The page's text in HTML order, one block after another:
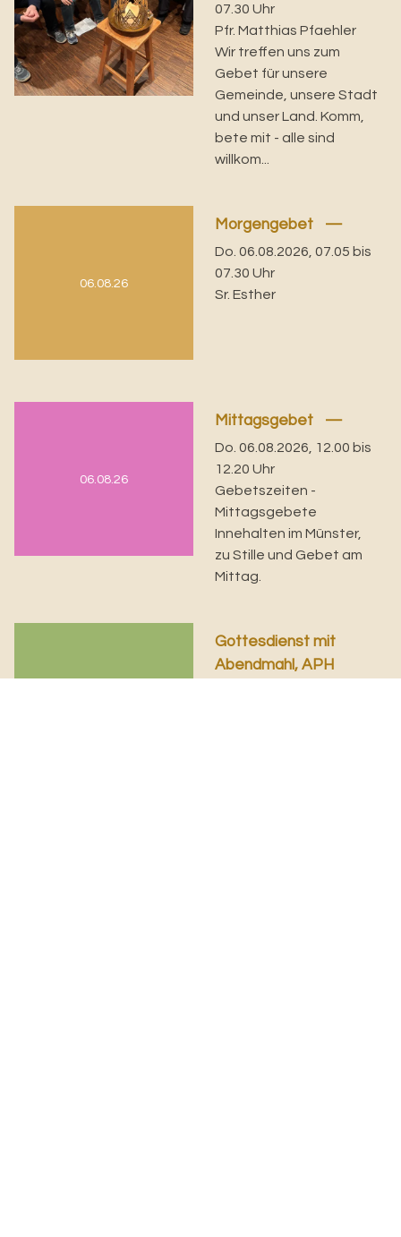
07.30 Uhr
Pfr. Matthias Pfaehler
Wir treffen uns zum
Gebet für unsere
Gemeinde, unsere Stadt
und unser Land. Komm,
bete mit - alle sind
willkom...
06.08.26
Morgengebet
Do. 06.08.2026, 07.05 bis
07.30 Uhr
Sr. Esther
06.08.26
Mittagsgebet
Do. 06.08.2026, 12.00 bis
12.20 Uhr
Gebetszeiten -
Mittagsgebete
Innehalten im Münster,
zu Stille und Gebet am
Mittag.
Gottesdienst mit
Abendmahl, APH